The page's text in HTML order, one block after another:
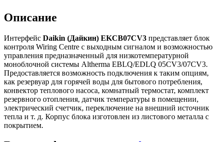
Описание
Интерфейс Daikin (Дайкин) EKCB07CV3 представляет блок
контроля Wiring Centre с выходным сигналом и возможностью
управления предназначенный для низкотемпературной
моноблочной системы Altherma EBLQ/EDLQ 05CV3/07CV3.
Предоставляется возможность подключения к таким опциям,
как резервуар для горячей воды для бытового потребления,
конвектор теплового насоса, комнатный термостат, комплект
резервного отопления, датчик температуры в помещении,
электрический счетчик, переключение на внешний источник
тепла и т. д. Корпус блока изготовлен из листового металла с
покрытием.